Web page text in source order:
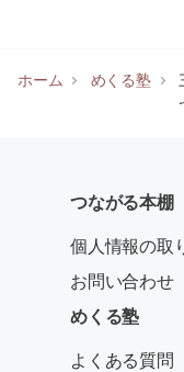
ホーム めくる塾
つながる本棚
個人情報の取
お問い合わせ
めくる塾
よくある質問